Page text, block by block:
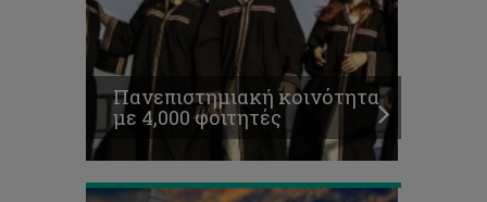
Πανεπιστημιακή κοινότητα
με 4,000 φοιτητές
Προκήρυξη
Θέσεων
για
Μεταπτυχιακές
Σπουδές
Επιπέδου
Μάστερ